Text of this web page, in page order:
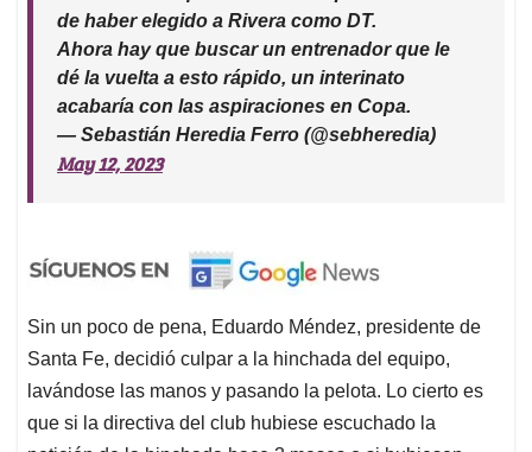
Ahora hay que buscar un entrenador que le
dé la vuelta a esto rápido, un interinato
acabaría con las aspiraciones en Copa.
— Sebastián Heredia Ferro (@sebheredia)
May 12, 2023
Sin un poco de pena, Eduardo Méndez, presidente de
Santa Fe, decidió culpar a la hinchada del equipo,
lavándose las manos y pasando la pelota. Lo cierto es
que si la directiva del club hubiese escuchado la
petición de la hinchada hace 3 meses o si hubiesen